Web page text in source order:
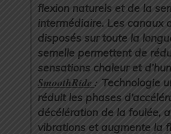
flexion naturels et de la
intermédiaire. Les canaux
disposés sur toute la
semelle permettent de
sensations chaleur et
SmoothRide : Technologie
réduit les phases
décélération de la foulée,
vibrations et augmente la